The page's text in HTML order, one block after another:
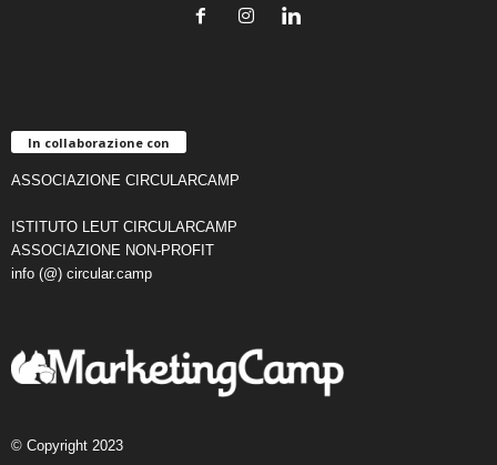
In collaborazione con
ASSOCIAZIONE CIRCULARCAMP
ISTITUTO LEUT CIRCULARCAMP
ASSOCIAZIONE NON-PROFIT
info (@) circular.camp
© Copyright 2023